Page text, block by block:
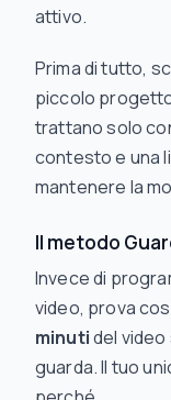
attivo.
Prima di tutto,
piccolo
trattano solo
contesto e una
mantenere la
Il metodo
Invece di
video, prova
minutidel
guarda. Il tuo